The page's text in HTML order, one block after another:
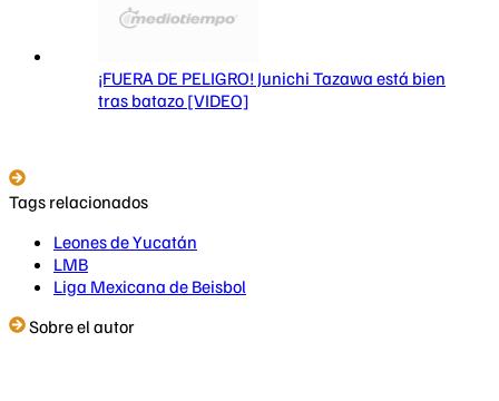
¡FUERA DE PELIGRO! Junichi Tazawa está bien
tras batazo [VIDEO]
Tags relacionados
Leones de Yucatán
LMB
Liga Mexicana de Beisbol
Sobre el autor